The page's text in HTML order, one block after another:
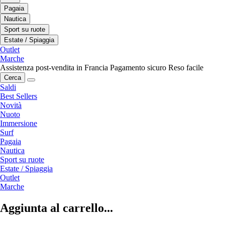
Pagaia
Nautica
Sport su ruote
Estate / Spiaggia
Outlet
Marche
Assistenza post-vendita in Francia Pagamento sicuro Reso facile
Cerca
Saldi
Best Sellers
Novità
Nuoto
Immersione
Surf
Pagaia
Nautica
Sport su ruote
Estate / Spiaggia
Outlet
Marche
Aggiunta al carrello...